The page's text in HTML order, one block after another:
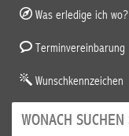
Was erledige ich wo?
Terminvereinbarung
Wunschkennzeichen